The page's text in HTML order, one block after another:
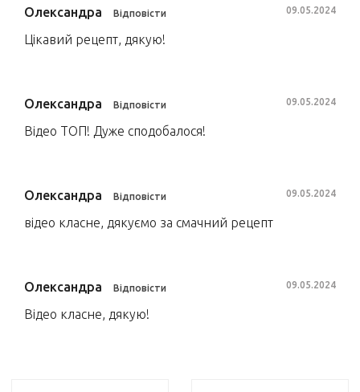
Олександра Відповісти 09.05.2024
Цікавий рецепт, дякую!
Олександра Відповісти 09.05.2024
Відео ТОП! Дуже сподобалося!
Олександра Відповісти 09.05.2024
відео класне, дякуємо за смачний рецепт
Олександра Відповісти 09.05.2024
Відео класне, дякую!